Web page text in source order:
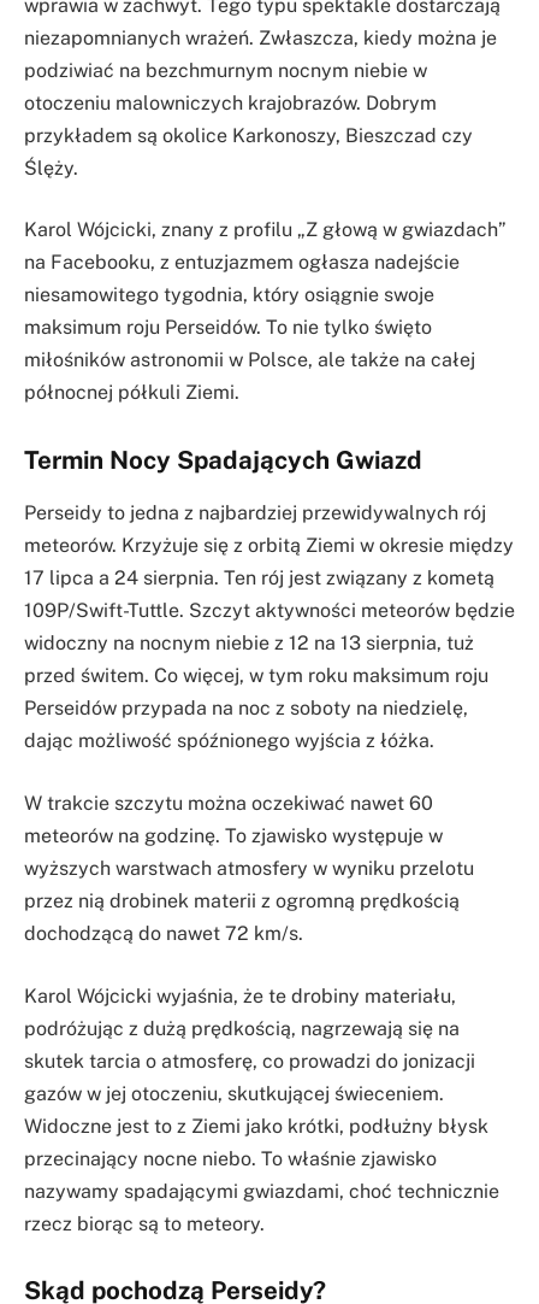
wprawia w zachwyt. Tego typu spektakle dostarczają
niezapomnianych wrażeń. Zwłaszcza, kiedy można je
podziwiać na bezchmurnym nocnym niebie w
otoczeniu malowniczych krajobrazów. Dobrym
przykładem są okolice Karkonoszy, Bieszczad czy
Ślęży.
Karol Wójcicki, znany z profilu „Z głową w gwiazdach”
na Facebooku, z entuzjazmem ogłasza nadejście
niesamowitego tygodnia, który osiągnie swoje
maksimum roju Perseidów. To nie tylko święto
miłośników astronomii w Polsce, ale także na całej
północnej półkuli Ziemi.
Termin Nocy Spadających Gwiazd
Perseidy to jedna z najbardziej przewidywalnych rój
meteorów. Krzyżuje się z orbitą Ziemi w okresie między
17 lipca a 24 sierpnia. Ten rój jest związany z kometą
109P/Swift-Tuttle. Szczyt aktywności meteorów będzie
widoczny na nocnym niebie z 12 na 13 sierpnia, tuż
przed świtem. Co więcej, w tym roku maksimum roju
Perseidów przypada na noc z soboty na niedzielę,
dając możliwość spóźnionego wyjścia z łóżka.
W trakcie szczytu można oczekiwać nawet 60
meteorów na godzinę. To zjawisko występuje w
wyższych warstwach atmosfery w wyniku przelotu
przez nią drobinek materii z ogromną prędkością
dochodzącą do nawet 72 km/s.
Karol Wójcicki wyjaśnia, że te drobiny materiału,
podróżując z dużą prędkością, nagrzewają się na
skutek tarcia o atmosferę, co prowadzi do jonizacji
gazów w jej otoczeniu, skutkującej świeceniem.
Widoczne jest to z Ziemi jako krótki, podłużny błysk
przecinający nocne niebo. To właśnie zjawisko
nazywamy spadającymi gwiazdami, choć technicznie
rzecz biorąc są to meteory.
Skąd pochodzą Perseidy?